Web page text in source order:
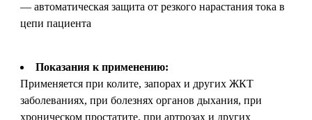
— автоматическая защита от резкого нарастания тока в
цепи пациента
Показания к применению:
Применяется при колите, запорах и других ЖКТ
заболеваниях, при болезнях органов дыхания, при
хроническом простатите, при артрозах и других